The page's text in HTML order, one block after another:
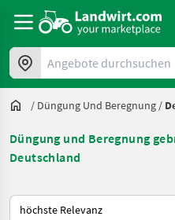
Angebote durchsuchen
/ Düngung Und Beregnung /
Düngung und Beregnung
Deutschland
So wird auf Landwirt.com